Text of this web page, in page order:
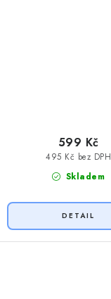
Skladem
495 Kč bez DPH
599 Kč